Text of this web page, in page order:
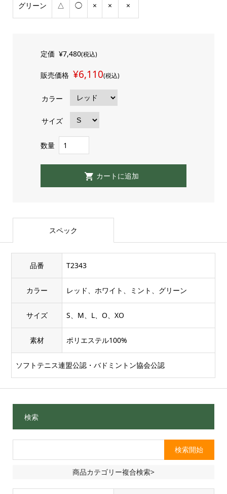
グリーン △ ◯ × × ×
定価 ¥7,480(税込)
販売価格 ¥6,110(税込)
カラー
サイズ
数量
スペック
品番 T2343
カラー レッド、ホワイト、ミント、グリーン
サイズ S、M、L、O、XO
素材 ポリエステル100%
ソフトテニス連盟公認・バドミントン協会公認
検索
商品カテゴリー複合検索>